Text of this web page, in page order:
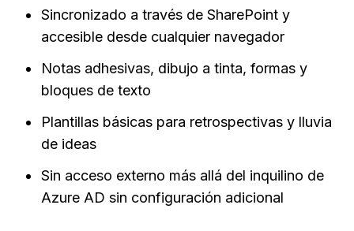
Sincronizado a través de SharePoint y
accesible desde cualquier navegador
Notas adhesivas, dibujo a tinta, formas y
bloques de texto
Plantillas básicas para retrospectivas y lluvia
de ideas
Sin acceso externo más allá del inquilino de
Azure AD sin configuración adicional